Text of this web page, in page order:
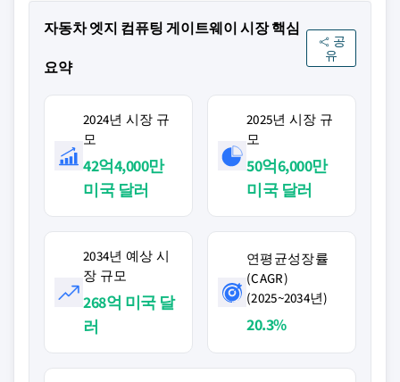
자동차 엣지 컴퓨팅 게이트웨이 시장 핵심
요약
공
유
2024년 시장 규
모
42억4,000만
미국 달러
2025년 시장 규
모
50억6,000만
미국 달러
2034년 예상 시
장 규모
268억 미국 달
러
연평균성장률
(CAGR)
(2025~2034년)
20.3%